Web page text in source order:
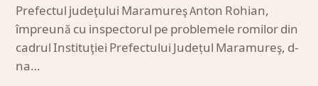
Prefectul judeţului Maramureş Anton Rohian,
împreună cu inspectorul pe problemele romilor din
cadrul Instituţiei Prefectului Judeṭul Maramureş, d-
na…